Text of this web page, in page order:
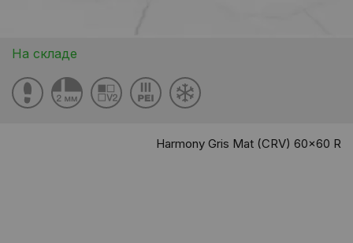
На складе
Harmony Gris Mat (CRV) 60x60 R